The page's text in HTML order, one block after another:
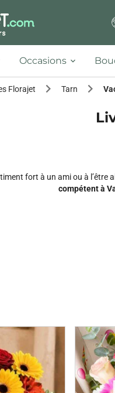
Occasions
Florajet Tarn
fort à un ami ou à
compétent à